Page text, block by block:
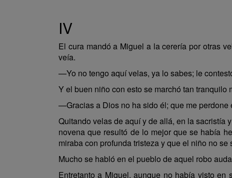
IV
El cura mandó a Miguel a la cerería por otras
veía.
—Yo no tengo aquí velas, ya lo sabes; le
Y el buen niño con esto se marchó tan tranquilo
—Gracias a Dios no ha sido él; que me perdone
Quitando velas de aquí y de allá, en la sacristía
novena que resultó de lo mejor que se había
miraba con profunda tristeza y que el niño no se
Mucho se habló en el pueblo de aquel robo
Entretanto a Miguel, aunque no había visto